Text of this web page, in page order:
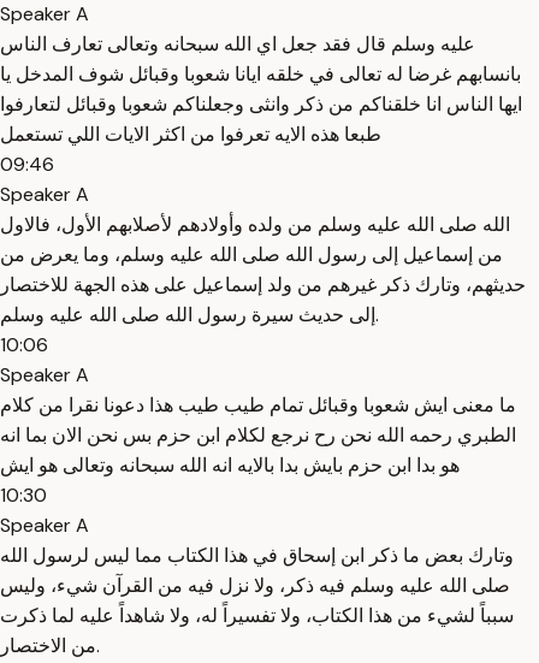
Speaker A
عليه وسلم قال فقد جعل اي الله سبحانه وتعالى تعارف الناس
بانسابهم غرضا له تعالى في خلقه ايانا شعوبا وقبائل شوف المدخل يا
ايها الناس انا خلقناكم من ذكر وانثى وجعلناكم شعوبا وقبائل لتعارفوا
طبعا هذه الايه تعرفوا من اكثر الايات اللي تستعمل
09:46
Speaker A
الله صلى الله عليه وسلم من ولده وأولادهم لأصلابهم الأول، فالاول
من إسماعيل إلى رسول الله صلى الله عليه وسلم، وما يعرض من
حديثهم، وتارك ذكر غيرهم من ولد إسماعيل على هذه الجهة للاختصار
إلى حديث سيرة رسول الله صلى الله عليه وسلم.
10:06
Speaker A
ما معنى ايش شعوبا وقبائل تمام طيب طيب هذا دعونا نقرا من كلام
الطبري رحمه الله نحن رح نرجع لكلام ابن حزم بس نحن الان بما انه
هو بدا ابن حزم بايش بدا بالايه انه الله سبحانه وتعالى هو ايش
10:30
Speaker A
وتارك بعض ما ذكر ابن إسحاق في هذا الكتاب مما ليس لرسول الله
صلى الله عليه وسلم فيه ذكر، ولا نزل فيه من القرآن شيء، وليس
سبباً لشيء من هذا الكتاب، ولا تفسيراً له، ولا شاهداً عليه لما ذكرت
من الاختصار.